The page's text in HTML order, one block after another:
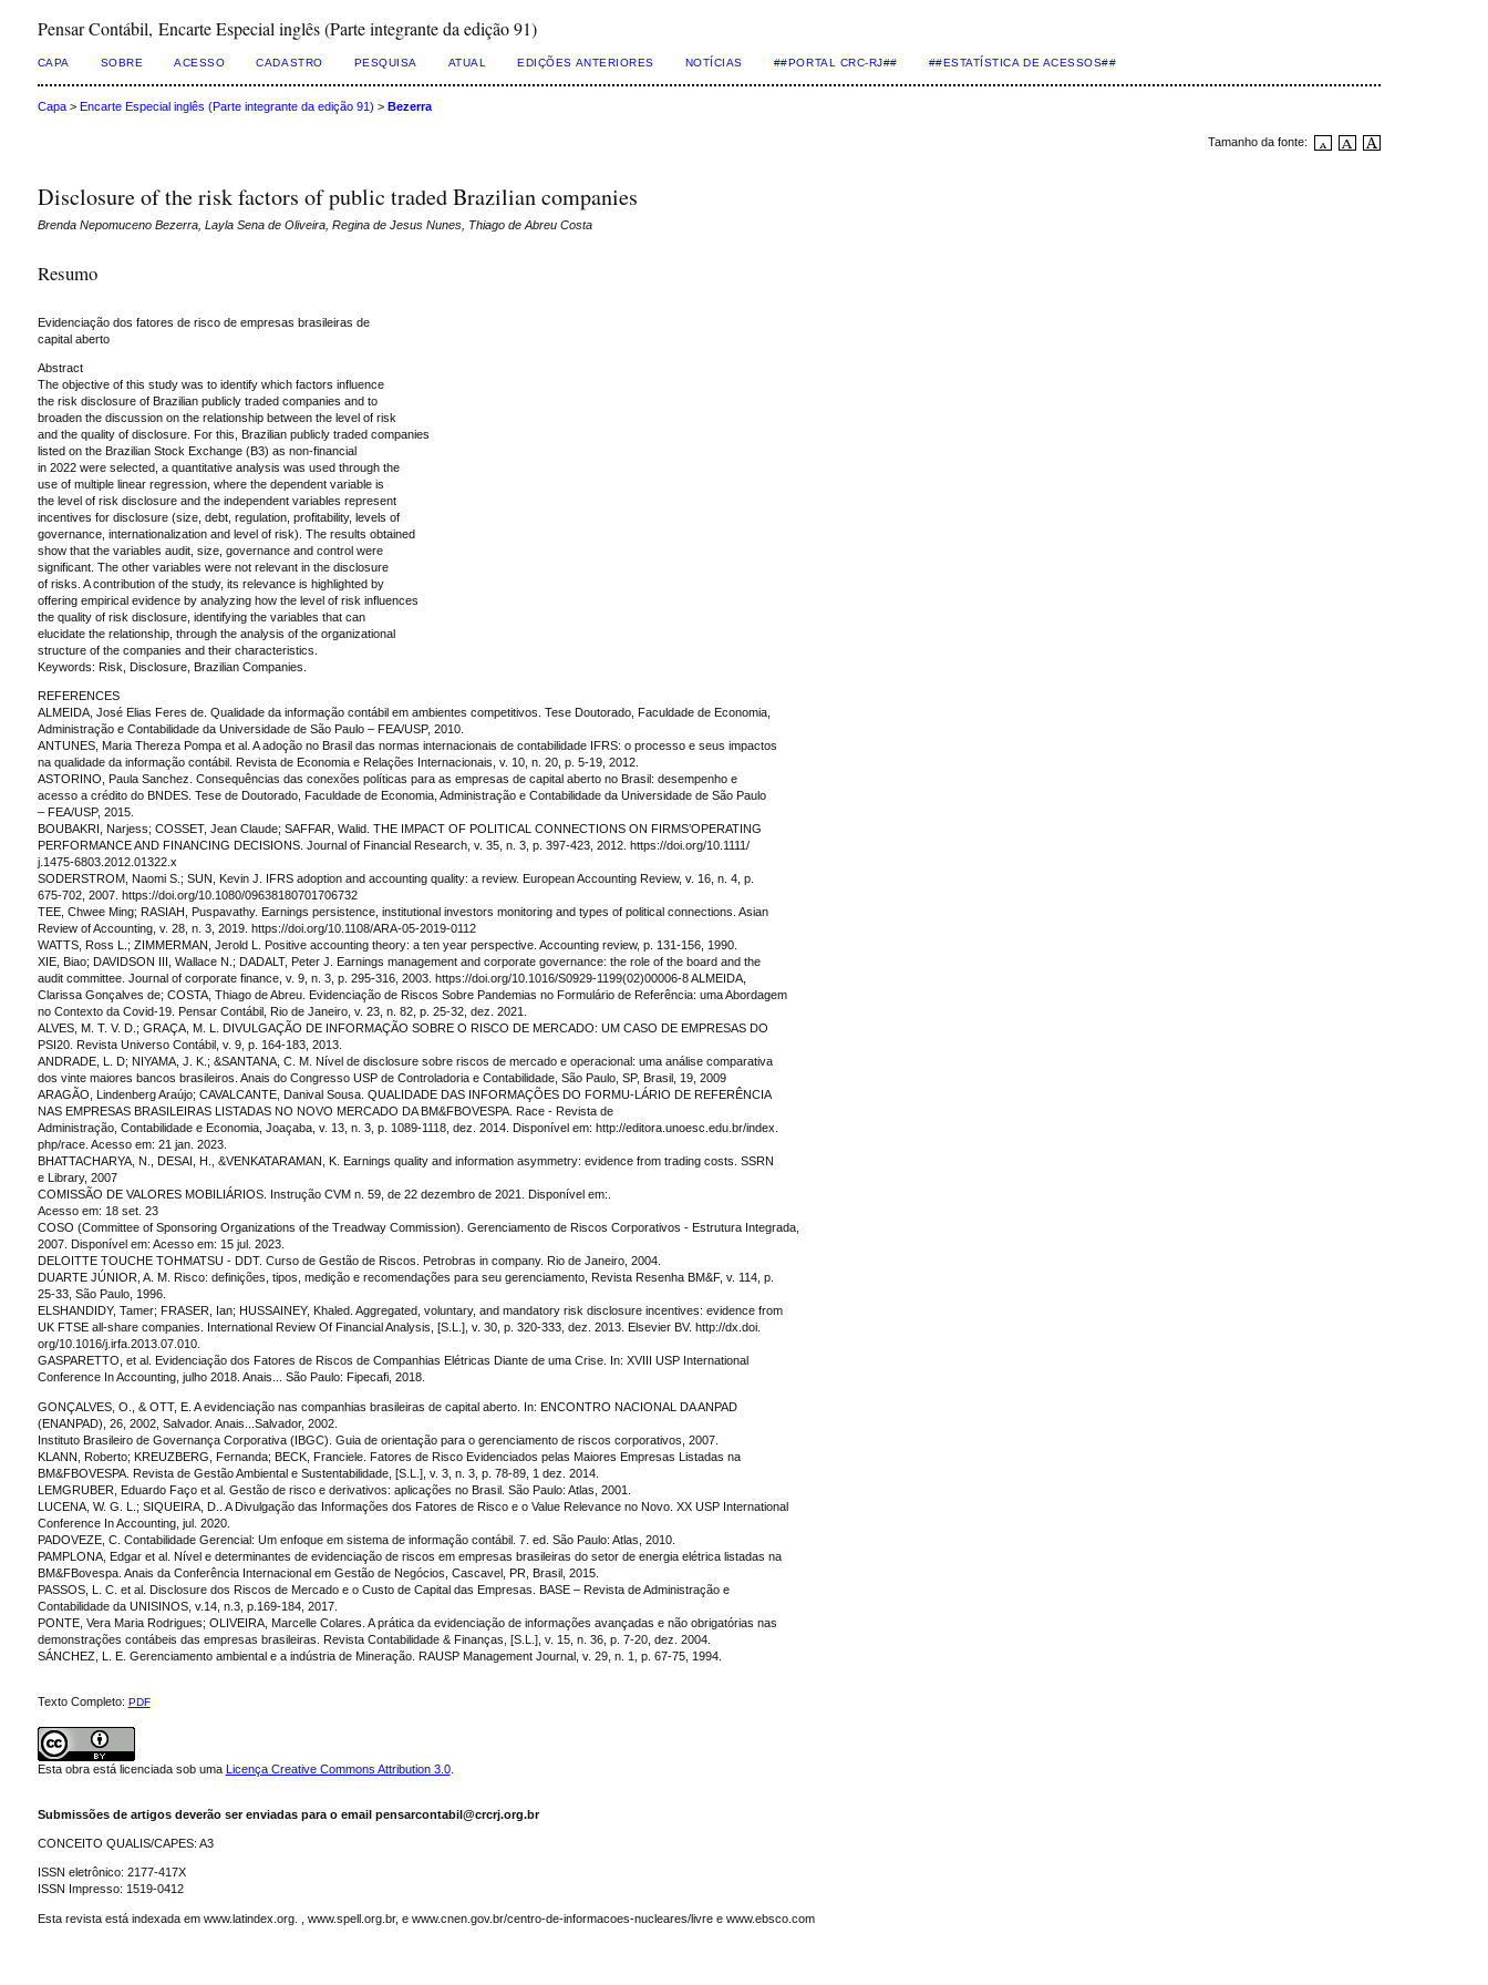
Pensar Contábil, Encarte Especial inglês (Parte integrante da edição 91)
CAPA SOBRE ACESSO CADASTRO PESQUISA ATUAL EDIÇÕES ANTERIORES NOTÍCIAS ##PORTAL CRC-RJ## ##ESTATÍSTICA DE ACESSOS##
Capa> Encarte Especial inglês (Parte integrante da edição 91) > Bezerra
Tamanho da fonte:
Disclosure of the risk factors of public traded Brazilian companies
Brenda Nepomuceno Bezerra, Layla Sena de Oliveira, Regina de Jesus Nunes, Thiago de Abreu Costa
Resumo
Evidenciação dos fatores de risco de empresas brasileiras de
capital aberto
Abstract
The objective of this study was to identify which factors influence
the risk disclosure of Brazilian publicly traded companies and to
broaden the discussion on the relationship between the level of risk
and the quality of disclosure. For this, Brazilian publicly traded companies
listed on the Brazilian Stock Exchange (B3) as non-financial
in 2022 were selected, a quantitative analysis was used through the
use of multiple linear regression, where the dependent variable is
the level of risk disclosure and the independent variables represent
incentives for disclosure (size, debt, regulation, profitability, levels of
governance, internationalization and level of risk). The results obtained
show that the variables audit, size, governance and control were
significant. The other variables were not relevant in the disclosure
of risks. A contribution of the study, its relevance is highlighted by
offering empirical evidence by analyzing how the level of risk influences
the quality of risk disclosure, identifying the variables that can
elucidate the relationship, through the analysis of the organizational
structure of the companies and their characteristics.
Keywords: Risk, Disclosure, Brazilian Companies.
REFERENCES
ALMEIDA, José Elias Feres de. Qualidade da informação contábil em ambientes competitivos. Tese Doutorado, Faculdade de Economia,
Administração e Contabilidade da Universidade de São Paulo – FEA/USP, 2010.
ANTUNES, Maria Thereza Pompa et al. A adoção no Brasil das normas internacionais de contabilidade IFRS: o processo e seus impactos
na qualidade da informação contábil. Revista de Economia e Relações Internacionais, v. 10, n. 20, p. 5-19, 2012.
ASTORINO, Paula Sanchez. Consequências das conexões políticas para as empresas de capital aberto no Brasil: desempenho e
acesso a crédito do BNDES. Tese de Doutorado, Faculdade de Economia, Administração e Contabilidade da Universidade de São Paulo
– FEA/USP, 2015.
BOUBAKRI, Narjess; COSSET, Jean Claude; SAFFAR, Walid. THE IMPACT OF POLITICAL CONNECTIONS ON FIRMS’OPERATING
PERFORMANCE AND FINANCING DECISIONS. Journal of Financial Research, v. 35, n. 3, p. 397-423, 2012. https://doi.org/10.1111/
j.1475-6803.2012.01322.x
SODERSTROM, Naomi S.; SUN, Kevin J. IFRS adoption and accounting quality: a review. European Accounting Review, v. 16, n. 4, p.
675-702, 2007. https://doi.org/10.1080/09638180701706732
TEE, Chwee Ming; RASIAH, Puspavathy. Earnings persistence, institutional investors monitoring and types of political connections. Asian
Review of Accounting, v. 28, n. 3, 2019. https://doi.org/10.1108/ARA-05-2019-0112
WATTS, Ross L.; ZIMMERMAN, Jerold L. Positive accounting theory: a ten year perspective. Accounting review, p. 131-156, 1990.
XIE, Biao; DAVIDSON III, Wallace N.; DADALT, Peter J. Earnings management and corporate governance: the role of the board and the
audit committee. Journal of corporate finance, v. 9, n. 3, p. 295-316, 2003. https://doi.org/10.1016/S0929-1199(02)00006-8 ALMEIDA,
Clarissa Gonçalves de; COSTA, Thiago de Abreu. Evidenciação de Riscos Sobre Pandemias no Formulário de Referência: uma Abordagem
no Contexto da Covid-19. Pensar Contábil, Rio de Janeiro, v. 23, n. 82, p. 25-32, dez. 2021.
ALVES, M. T. V. D.; GRAÇA, M. L. DIVULGAÇÃO DE INFORMAÇÃO SOBRE O RISCO DE MERCADO: UM CASO DE EMPRESAS DO
PSI20. Revista Universo Contábil, v. 9, p. 164-183, 2013.
ANDRADE, L. D; NIYAMA, J. K.; &SANTANA, C. M. Nível de disclosure sobre riscos de mercado e operacional: uma análise comparativa
dos vinte maiores bancos brasileiros. Anais do Congresso USP de Controladoria e Contabilidade, São Paulo, SP, Brasil, 19, 2009
ARAGÃO, Lindenberg Araújo; CAVALCANTE, Danival Sousa. QUALIDADE DAS INFORMAÇÕES DO FORMU-LÁRIO DE REFERÊNCIA
NAS EMPRESAS BRASILEIRAS LISTADAS NO NOVO MERCADO DA BM&FBOVESPA. Race - Revista de
Administração, Contabilidade e Economia, Joaçaba, v. 13, n. 3, p. 1089-1118, dez. 2014. Disponível em: http://editora.unoesc.edu.br/index.
php/race. Acesso em: 21 jan. 2023.
BHATTACHARYA, N., DESAI, H., &VENKATARAMAN, K. Earnings quality and information asymmetry: evidence from trading costs. SSRN
e Library, 2007
COMISSÃO DE VALORES MOBILIÁRIOS. Instrução CVM n. 59, de 22 dezembro de 2021. Disponível em:.
Acesso em: 18 set. 23
COSO (Committee of Sponsoring Organizations of the Treadway Commission). Gerenciamento de Riscos Corporativos - Estrutura Integrada,
2007. Disponível em: Acesso em: 15 jul. 2023.
DELOITTE TOUCHE TOHMATSU - DDT. Curso de Gestão de Riscos. Petrobras in company. Rio de Janeiro, 2004.
DUARTE JÚNIOR, A. M. Risco: definições, tipos, medição e recomendações para seu gerenciamento, Revista Resenha BM&F, v. 114, p.
25-33, São Paulo, 1996.
ELSHANDIDY, Tamer; FRASER, Ian; HUSSAINEY, Khaled. Aggregated, voluntary, and mandatory risk disclosure incentives: evidence from
UK FTSE all-share companies. International Review Of Financial Analysis, [S.L.], v. 30, p. 320-333, dez. 2013. Elsevier BV. http://dx.doi.
org/10.1016/j.irfa.2013.07.010.
GASPARETTO, et al. Evidenciação dos Fatores de Riscos de Companhias Elétricas Diante de uma Crise. In: XVIII USP International
Conference In Accounting, julho 2018. Anais... São Paulo: Fipecafi, 2018.
GONÇALVES, O., & OTT, E. A evidenciação nas companhias brasileiras de capital aberto. In: ENCONTRO NACIONAL DA ANPAD
(ENANPAD), 26, 2002, Salvador. Anais...Salvador, 2002.
Instituto Brasileiro de Governança Corporativa (IBGC). Guia de orientação para o gerenciamento de riscos corporativos, 2007.
KLANN, Roberto; KREUZBERG, Fernanda; BECK, Franciele. Fatores de Risco Evidenciados pelas Maiores Empresas Listadas na
BM&FBOVESPA. Revista de Gestão Ambiental e Sustentabilidade, [S.L.], v. 3, n. 3, p. 78-89, 1 dez. 2014.
LEMGRUBER, Eduardo Faço et al. Gestão de risco e derivativos: aplicações no Brasil. São Paulo: Atlas, 2001.
LUCENA, W. G. L.; SIQUEIRA, D.. A Divulgação das Informações dos Fatores de Risco e o Value Relevance no Novo. XX USP International
Conference In Accounting, jul. 2020.
PADOVEZE, C. Contabilidade Gerencial: Um enfoque em sistema de informação contábil. 7. ed. São Paulo: Atlas, 2010.
PAMPLONA, Edgar et al. Nível e determinantes de evidenciação de riscos em empresas brasileiras do setor de energia elétrica listadas na
BM&FBovespa. Anais da Conferência Internacional em Gestão de Negócios, Cascavel, PR, Brasil, 2015.
PASSOS, L. C. et al. Disclosure dos Riscos de Mercado e o Custo de Capital das Empresas. BASE – Revista de Administração e
Contabilidade da UNISINOS, v.14, n.3, p.169-184, 2017.
PONTE, Vera Maria Rodrigues; OLIVEIRA, Marcelle Colares. A prática da evidenciação de informações avançadas e não obrigatórias nas
demonstrações contábeis das empresas brasileiras. Revista Contabilidade & Finanças, [S.L.], v. 15, n. 36, p. 7-20, dez. 2004.
SÁNCHEZ, L. E. Gerenciamento ambiental e a indústria de Mineração. RAUSP Management Journal, v. 29, n. 1, p. 67-75, 1994.
Texto Completo: PDF
Esta obra está licenciada sob uma Licença Creative Commons Attribution 3.0.
Submissões de artigos deverão ser enviadas para o email pensarcontabil@crcrj.org.br
CONCEITO QUALIS/CAPES: A3
ISSN eletrônico: 2177-417X
ISSN Impresso: 1519-0412
Esta revista está indexada em www.latindex.org. , www.spell.org.br, e www.cnen.gov.br/centro-de-informacoes-nucleares/livre e www.ebsco.com